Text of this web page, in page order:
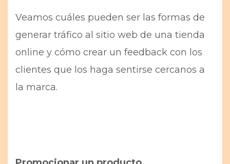
Veamos cuáles pueden ser las formas de
generar tráfico al sitio web de una tienda
online y cómo crear un feedback con los
clientes que los haga sentirse cercanos a
la marca.